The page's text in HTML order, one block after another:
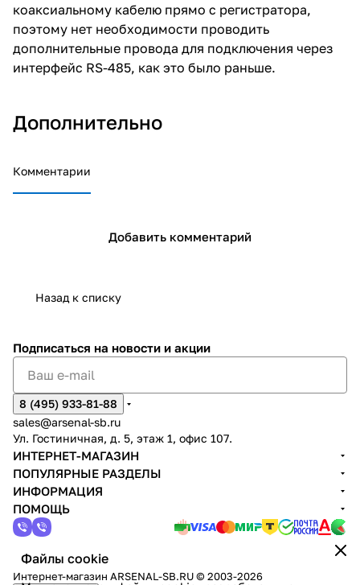
коаксиальному кабелю прямо с регистратора,
поэтому нет необходимости проводить
дополнительные провода для подключения через
интерфейс RS-485, как это было раньше.
Дополнительно
Комментарии
Добавить комментарий
Назад к списку
Файлы cookie
Подписаться на новости и акции
8 (495) 933-81-88
sales@arsenal-sb.ru
Ул. Гостиничная, д. 5, этаж 1, офис 107.
ИНТЕРНЕТ-МАГАЗИН
ПОПУЛЯРНЫЕ РАЗДЕЛЫ
ИНФОРМАЦИЯ
ПОМОЩЬ
Интернет-магазин ARSENAL-SB.RU © 2003-2026